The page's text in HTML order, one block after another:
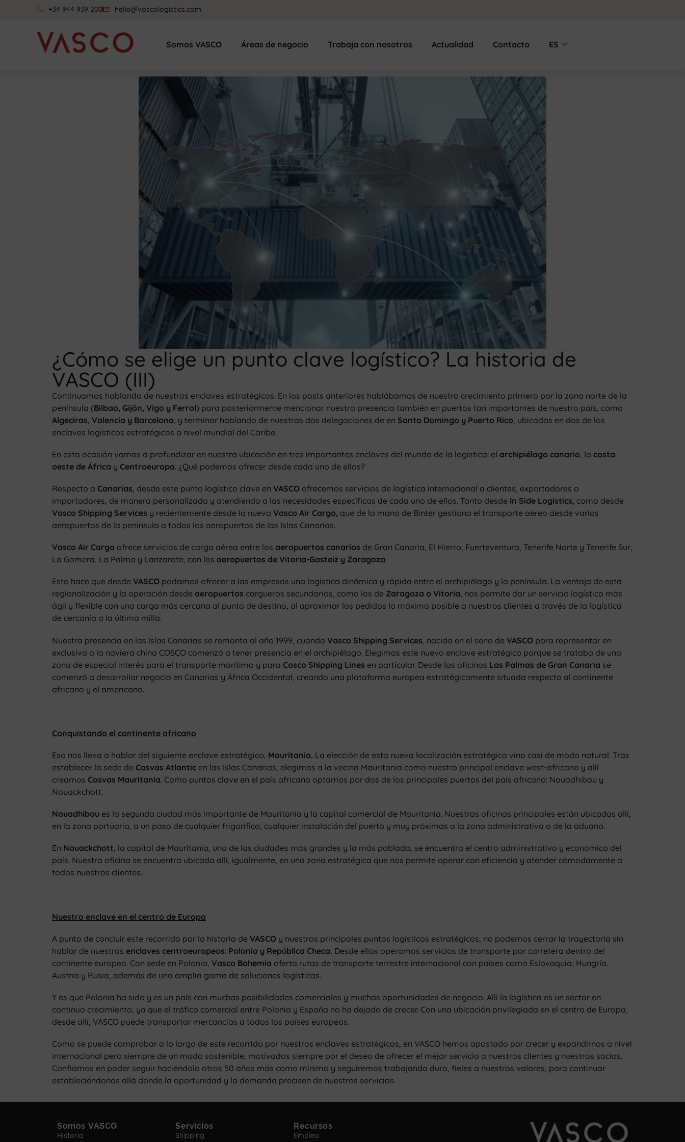
+34 944 939 200 hello@vascologistics.com
Somos VASCO Áreas de negocio Trabaja con nosotros Actualidad Contacto ES
¿Cómo se elige un punto clave logístico? La historia de
VASCO (III)
Continuamos hablando de nuestros enclaves estratégicos. En los posts anteriores hablábamos de nuestro crecimiento primero por la zona norte de la
península (Bilbao, Gijón, Vigo y Ferrol) para posteriormente mencionar nuestra presencia también en puertos tan importantes de nuestro país, como
Algeciras, Valencia y Barcelona , y terminar hablando de nuestras dos delegaciones de en Santo Domingo y Puerto Rico , ubicadas en dos de los
enclaves logísticos estratégicos a nivel mundial del Caribe.
En esta ocasión vamos a profundizar en nuestra ubicación en tres importantes enclaves del mundo de la logística: el archipiélago canario , la costa
oeste de África y Centroeuropa. ¿Qué podemos ofrecer desde cada uno de ellos?
Respecto a Canarias , desde este punto logístico clave en VASCO ofrecemos servicios de logística internacional a clientes, exportadores o
importadores, de manera personalizada y atendiendo a las necesidades específicas de cada uno de ellos. Tanto desde In Side Logistics, como desde
Vasco Shipping Services y recientemente desde la nueva Vasco Air Cargo, que de la mano de Binter gestiona el transporte aéreo desde varios
aeropuertos de la península a todos los aeropuertos de las Islas Canarias.
Vasco Air Cargo ofrece servicios de carga aérea entre los aeropuertos canarios de Gran Canaria, El Hierro, Fuerteventura, Tenerife Norte y Tenerife Sur,
La Gomera, La Palma y Lanzarote, con los aeropuertos de Vitoria-Gasteiz y Zaragoza.
Esto hace que desde VASCO podamos ofrecer a las empresas una logística dinámica y rápida entre el archipiélago y la península. La ventaja de esta
regionalización y la operación desde aeropuertos cargueros secundarios, como los de Zaragoza o Vitoria, nos permite dar un servicio logístico más
ágil y flexible con una carga más cercana al punto de destino, al aproximar los pedidos lo máximo posible a nuestros clientes a través de la logística
de cercanía a la última milla.
Nuestra presencia en las Islas Canarias se remonta al año 1999, cuando Vasco Shipping Services , nacida en el seno de VASCO para representar en
exclusiva a la naviera china COSCO comenzó a tener presencia en el archipiélago. Elegimos este nuevo enclave estratégico porque se trataba de una
zona de especial interés para el transporte marítimo y para Cosco Shipping Lines en particular. Desde las oficinas Las Palmas de Gran Canaria se
comenzó a desarrollar negocio en Canarias y África Occidental, creando una plataforma europea estratégicamente situada respecto al continente
africano y el americano.
Conquistando el continente africano
Eso nos lleva a hablar del siguiente enclave estratégico, Mauritania. La elección de esta nueva localización estratégica vino casi de modo natural. Tras
establecer la sede de Cosvas Atlantic en las Islas Canarias, elegimos a la vecina Mauritania como nuestro principal enclave west-africano y allí
creamos Cosvas Mauritania. Como puntos clave en el país africano optamos por dos de los principales puertos del país africano: Nouadhibou y
Nouackchott.
Nouadhibou es la segunda ciudad más importante de Mauritania y la capital comercial de Mauritania. Nuestras oficinas principales están ubicadas allí,
en la zona portuaria, a un paso de cualquier frigorífico, cualquier instalación del puerto y muy próximas a la zona administrativa o de la aduana.
En Nouackchott, la capital de Mauritania, una de las ciudades más grandes y la más poblada, se encuentra el centro administrativo y económico del
país. Nuestra oficina se encuentra ubicada allí, igualmente, en una zona estratégica que nos permite operar con eficiencia y atender cómodamente a
todos nuestros clientes.
Nuestro enclave en el centro de Europa
A punto de concluir este recorrido por la historia de VASCO y nuestros principales puntos logísticos estratégicos, no podemos cerrar la trayectoria sin
hablar de nuestros enclaves centroeuropeos: Polonia y República Checa. Desde ellos operamos servicios de transporte por carretera dentro del
continente europeo. Con sede en Polonia, Vasco Bohemia oferta rutas de transporte terrestre internacional con países como Eslovaquia, Hungría.
Austria y Rusia, además de una amplia gama de soluciones logísticas.
Y es que Polonia ha sido y es un país con muchas posibilidades comerciales y muchas oportunidades de negocio. Allí la logística es un sector en
continuo crecimiento, ya que el tráfico comercial entre Polonia y España no ha dejado de crecer. Con una ubicación privilegiada en el centro de Europa,
desde allí, VASCO puede transportar mercancías a todos los países europeos.
Como se puede comprobar a lo largo de este recorrido por nuestros enclaves estratégicos, en VASCO hemos apostado por crecer y expandirnos a nivel
internacional pero siempre de un modo sostenible, motivados siempre por el deseo de ofrecer el mejor servicio a nuestros clientes y nuestros socios.
Confiamos en poder seguir haciéndolo otros 50 años más como mínimo y seguiremos trabajando duro, fieles a nuestros valores, para continuar
estableciéndonos allá donde la oportunidad y la demanda precisen de nuestros servicios.
Somos VASCO
Historia
Servicios
Shipping
Recursos
Empleo